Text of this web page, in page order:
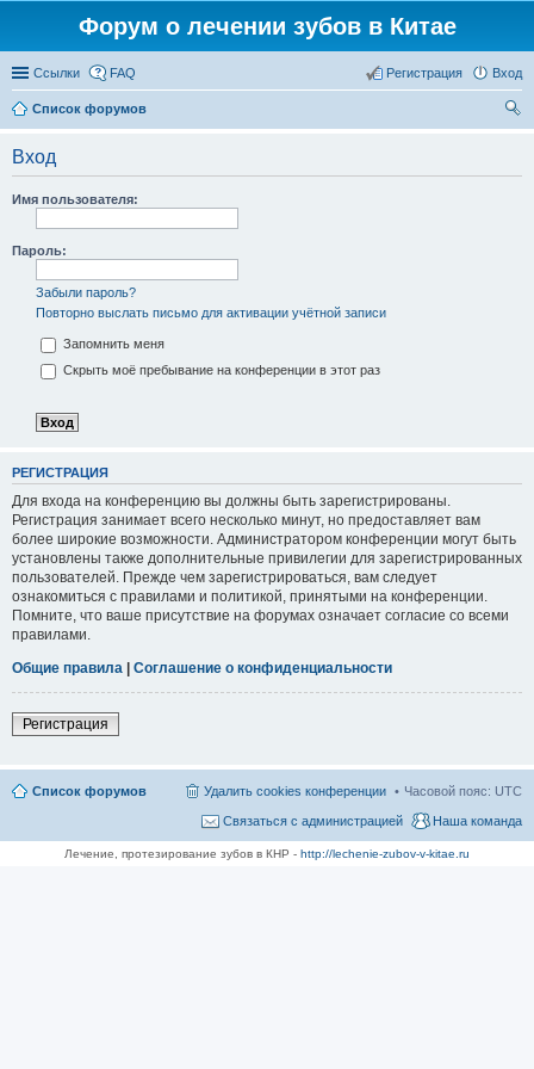
Форум о лечении зубов в Китае
Ссылки FAQ Вход
Регистрация
Список форумов
Вход
Имя пользователя:
Пароль:
Забыли пароль?
Повторно выслать письмо для активации учётной записи
Запомнить меня
Скрыть моё пребывание на конференции в этот раз
РЕГИСТРАЦИЯ
Для входа на конференцию вы должны быть зарегистрированы.
Регистрация занимает всего несколько минут, но предоставляет вам
более широкие возможности. Администратором конференции могут быть
установлены также дополнительные привилегии для зарегистрированных
пользователей. Прежде чем зарегистрироваться, вам следует
ознакомиться с правилами и политикой, принятыми на конференции.
Помните, что ваше присутствие на форумах означает согласие со всеми
правилами.
Общие правила | Соглашение о конфиденциальности
Регистрация
Список форумов Часовой пояс: UTC
Удалить cookies конференции
Наша команда
Связаться с администрацией
Лечение, протезирование зубов в КНР - http://lechenie-zubov-v-kitae.ru